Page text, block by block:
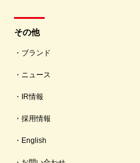
その他
ブランド
ニュース
IR情報
採用情報
English